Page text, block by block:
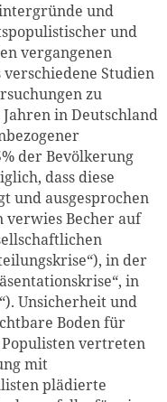
und
und
vergangenen
verschiedene Studien
zu
Jahren in Deutschland
der Bevölkerung
dass diese
und ausgesprochen
verwies Becher auf
in der
in
Unsicherheit und
Boden für
Populisten vertreten
mit
plädierte